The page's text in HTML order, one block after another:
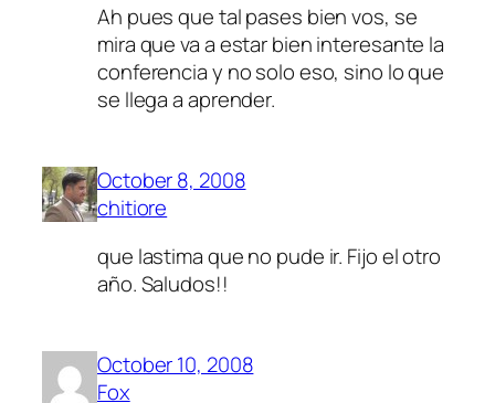
Ah pues que tal pases bien vos, se
mira que va a estar bien interesante la
conferencia y no solo eso, sino lo que
se llega a aprender.
October 8, 2008
chitiore
que lastima que no pude ir. Fijo el otro
año. Saludos!!
October 10, 2008
Fox